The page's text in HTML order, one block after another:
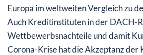
Umdenken und schnelles Handeln
Mein Fazit: Investieren auch Sie
Intelligenz!
Europa im weltweiten Vergleich zu
Auch Kreditinstituten in der DACH-
Wettbewerbsnachteile und damit
Corona-Krise hat die Akzeptanz der